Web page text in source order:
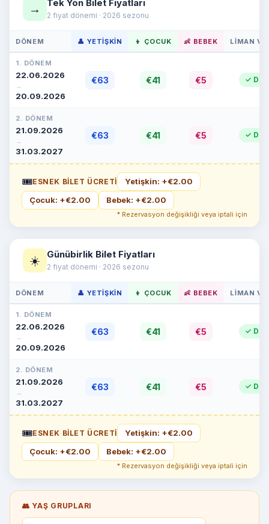
→ Tek Yön Bilet Fiyatları
2 fiyat dönemi · 2026 sezonu
DÖNEM 👤 YETIŞKIN 👦 ÇOCUK 👶 BEBEK LIMAN
1. DÖNEM
22.06.2026
→
20.09.2026
€63 €41 €5 ✓
2. DÖNEM
21.09.2026
→
31.03.2027
€63 €41 €5 ✓
🎟ESNEK BILET ÜCRETI
Yetişkin: +€2.00
Çocuk: +€2.00
Bebek: +€2.00
* Rezervasyon değişikliği veya iptali için
☀️ Günübirlik Bilet Fiyatları
2 fiyat dönemi · 2026 sezonu
DÖNEM 👤 YETIŞKIN 👦 ÇOCUK 👶 BEBEK LIMAN
1. DÖNEM
22.06.2026
→
20.09.2026
€63 €41 €5 ✓
2. DÖNEM
21.09.2026
→
31.03.2027
€63 €41 €5 ✓
🎟ESNEK BILET ÜCRETI
Yetişkin: +€2.00
Çocuk: +€2.00
Bebek: +€2.00
* Rezervasyon değişikliği veya iptali için
👥 YAŞ GRUPLARI